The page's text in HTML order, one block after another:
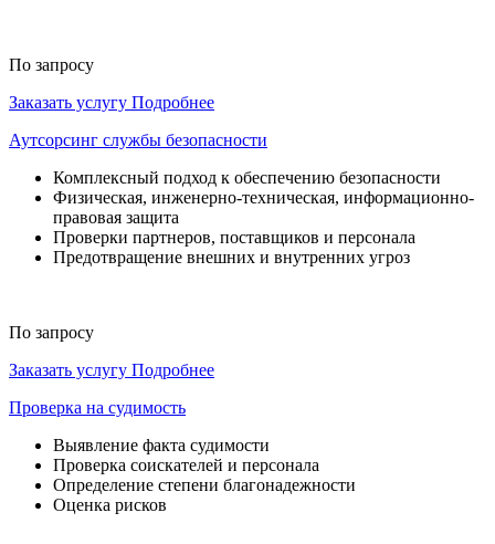
По запросу
Заказать услугу Подробнее
Аутсорсинг службы безопасности
Комплексный подход к обеспечению безопасности
Физическая, инженерно-техническая, информационно-
правовая защита
Проверки партнеров, поставщиков и персонала
Предотвращение внешних и внутренних угроз
По запросу
Заказать услугу Подробнее
Проверка на судимость
Выявление факта судимости
Проверка соискателей и персонала
Определение степени благонадежности
Оценка рисков